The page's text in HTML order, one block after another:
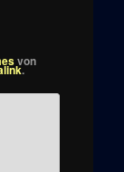
von
.